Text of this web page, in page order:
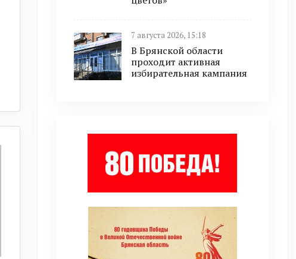
7 августа 2026, 15:18
В Брянской области
проходит активная
избирательная кампания